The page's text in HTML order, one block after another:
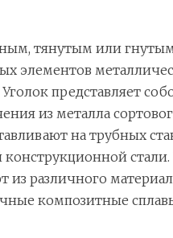
тянутым или
элементов
представляет
из металла
на трубных
конструкционной стали.
из различного
композитные